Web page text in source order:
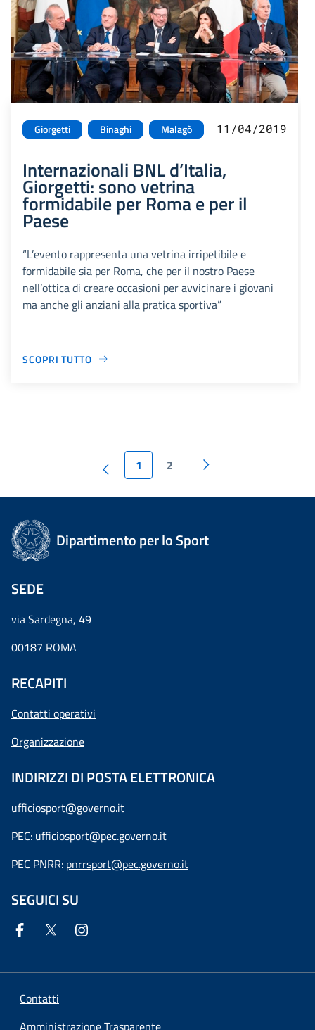
Giorgetti Binaghi Malagò 11/04/2019
Internazionali BNL d’Italia,
Giorgetti: sono vetrina
formidabile per Roma e per il
Paese
“L’evento rappresenta una vetrina irripetibile e
formidabile sia per Roma, che per il nostro Paese
nell’ottica di creare occasioni per avvicinare i giovani
ma anche gli anziani alla pratica sportiva”
SCOPRI TUTTO
1 2
Dipartimento per lo Sport
SEDE
via Sardegna, 49
00187 ROMA
RECAPITI
Contatti operativi
Organizzazione
INDIRIZZI DI POSTA ELETTRONICA
ufficiosport@governo.it
PEC: ufficiosport@pec.governo.it
PEC PNRR: pnrrsport@pec.governo.it
SEGUICI SU
Contatti
Amministrazione Trasparente